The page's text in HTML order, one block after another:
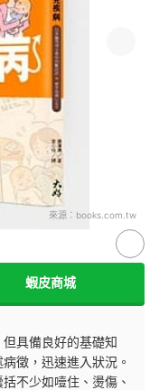
來源： books.com.tw
蝦皮商城
具備良好的基礎知
徵，迅速進入狀況。
不少如噎住、燙傷、